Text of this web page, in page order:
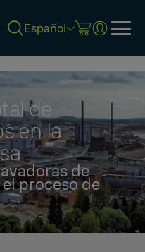
Español
de
en la
de
proceso de